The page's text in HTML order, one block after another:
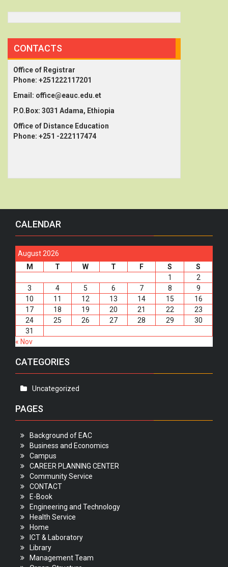
CONTACTS
Office of Registrar
Phone: +251222117201
Email: office@eauc.edu.et
P.O.Box: 3031 Adama, Ethiopia
Office of Distance Education
Phone: +251 -222117474
CALENDAR
August 2026
M
T W T F S
S
1
2
3
4 5 6 7 8
9
10
11 12 13 14 15
16
17
18 19 20 21 22
23
24
25 26 27 28 29
30
31
« Nov
CATEGORIES
Uncategorized
PAGES
Background of EAC
Business and Economics
Campus
CAREER PLANNING CENTER
Community Service
CONTACT
E-Book
Engineering and Technology
Health Service
Home
ICT & Laboratory
Library
Management Team